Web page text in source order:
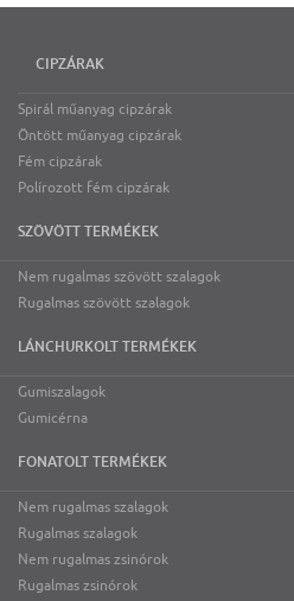
CIPZÁRAK
Spirál műanyag cipzárak
Öntött műanyag cipzárak
Fém cipzárak
Polírozott fém cipzárak
SZÖVÖTT TERMÉKEK
Nem rugalmas szövött szalagok
Rugalmas szövött szalagok
LÁNCHURKOLT TERMÉKEK
Gumiszalagok
Gumicérna
FONATOLT TERMÉKEK
Nem rugalmas szalagok
Rugalmas szalagok
Nem rugalmas zsinórok
Rugalmas zsinórok